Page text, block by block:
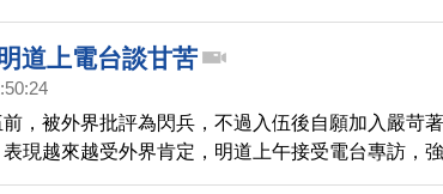
雖然他的軀體倒下了，但他的榮譽仍然留在禮兵台
道上電台談甘苦
，被外界批評為閃兵，不過入伍後自願加入嚴苛
現越來越受外界肯定，明道上午接受電台專訪，
逃兵，加入儀隊最大的願望，就是在總統府前演